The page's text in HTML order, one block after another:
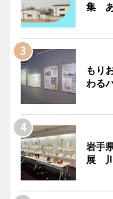
集 あ
もり
わる
岩手
展 川